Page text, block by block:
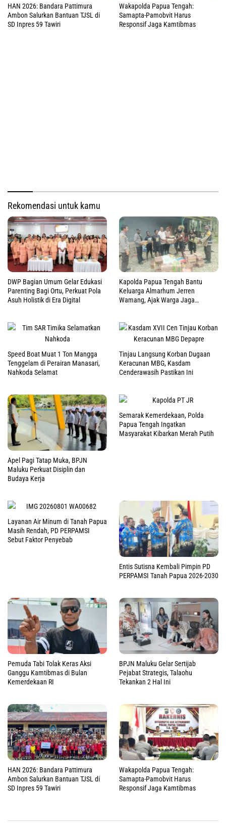
HAN 2026: Bandara Pattimura
Ambon Salurkan Bantuan TJSL di
SD Inpres 59 Tawiri
Wakapolda Papua Tengah:
Samapta-Pamobvit Harus
Responsif Jaga Kamtibmas
Rekomendasi untuk kamu
DWP Bagian Umum Gelar Edukasi
Parenting Bagi Ortu, Perkuat Pola
Asuh Holistik di Era Digital
Kapolda Papua Tengah Bantu
Keluarga Almarhum Jerren
Wamang, Ajak Warga Jaga
Speed Boat Muat 1 Ton Mangga
Tenggelam di Perairan Manasari,
Nahkoda Selamat
Tinjau Langsung Korban Dugaan
Keracunan MBG, Kasdam
Cenderawasih Pastikan Ini
Apel Pagi Tatap Muka, BPJN
Maluku Perkuat Disiplin dan
Budaya Kerja
Semarak Kemerdekaan, Polda
Papua Tengah Ingatkan
Masyarakat Kibarkan Merah Putih
Layanan Air Minum di Tanah Papua
Masih Rendah, PD PERPAMSI
Sebut Faktor Penyebab
Entis Sutisna Kembali Pimpin PD
PERPAMSI Tanah Papua 2026-2030
Pemuda Tabi Tolak Keras Aksi
Ganggu Kamtibmas di Bulan
Kemerdekaan RI
BPJN Maluku Gelar Sertijab
Pejabat Strategis, Talaohu
Tekankan 2 Hal Ini
HAN 2026: Bandara Pattimura
Ambon Salurkan Bantuan TJSL di
SD Inpres 59 Tawiri
Wakapolda Papua Tengah:
Samapta-Pamobvit Harus
Responsif Jaga Kamtibmas